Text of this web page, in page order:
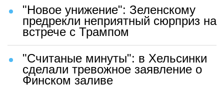
"Новое унижение": Зеленскому
предрекли неприятный сюрприз на
встрече с Трампом
"Считаные минуты": в Хельсинки
сделали тревожное заявление о
Финском заливе